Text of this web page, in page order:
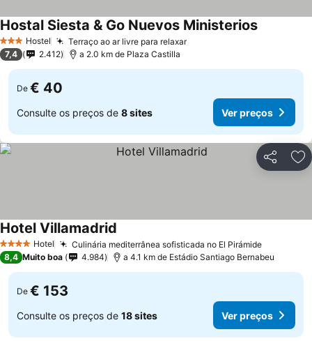
3 EstrelasHostel Terraço ao ar livre para relaxar
Hostal Siesta & Go Nuevos Ministerios
7,4 2.412 a 2.0 km de Plaza Castilla
De € 40
Consulte os preços de 8 sites Ver preços
Partilhar
4 EstrelasHotel Culinária mediterrânea sofisticada no El Pirámide
Hotel Villamadrid
8,4 Muito boa 4.984 a 4.1 km de Estádio Santiago Bernabeu
De € 153
Consulte os preços de 18 sites Ver preços